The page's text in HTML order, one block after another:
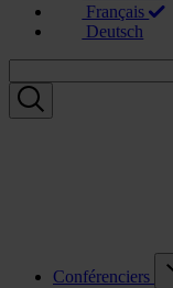
Français
Deutsch
Conférenciers